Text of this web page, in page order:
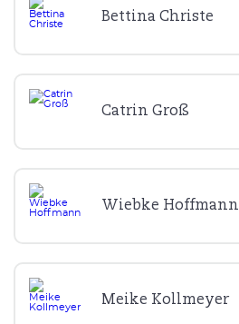
Bettina Christe
Catrin Groß
Wiebke Hoffmann
Meike Kollmeyer